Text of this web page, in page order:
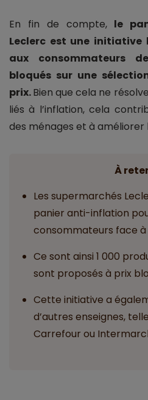
En fin de compte, le
Leclerc est une initiative
aux consommateurs
bloqués sur une
prix.Bien que cela ne
liés à l’inflation, cela
des ménages et à améliorer
À
Les supermarchés
panier anti-inflation
consommateurs face à
Ce sont ainsi 1 000
sont proposés à prix
Cette initiative a
d’autres enseignes,
Carrefour ou